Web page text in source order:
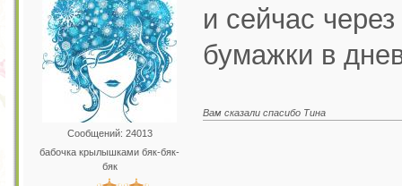
Сообщений: 24013
бабочка крылышками бяк-бяк-
бяк
и сейчас
бумажки в
Вам сказали спасибо Тина